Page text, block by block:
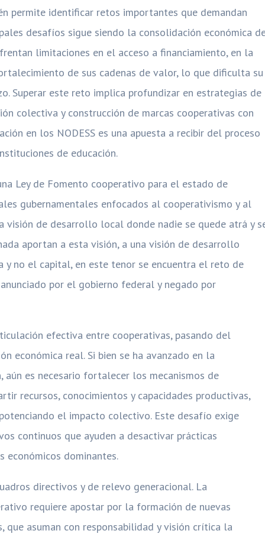
permite identificar retos importantes que demandan
desafíos sigue siendo la consolidación económica
limitaciones en el acceso a financiamiento, en la
de sus cadenas de valor, lo que dificulta su
Superar este reto implica profundizar en estrategias de
colectiva y construcción de marcas cooperativas con
en los NODESS es una apuesta a recibir del proceso
de educación.
Ley de Fomento cooperativo para el estado de
gubernamentales enfocados al cooperativismo y al
visión de desarrollo local donde nadie se quede atrá y
aportan a esta visión, a una visión de desarrollo
y no el capital, en este tenor se encuentra el reto de
por el gobierno federal y negado por
efectiva entre cooperativas, pasando del
económica real. Si bien se ha avanzado en la
aún es necesario fortalecer los mecanismos de
recursos, conocimientos y capacidades productivas,
el impacto colectivo. Este desafío exige
continuos que ayuden a desactivar prácticas
económicos dominantes.
directivos y de relevo generacional. La
requiere apostar por la formación de nuevas
que asuman con responsabilidad y visión crítica la